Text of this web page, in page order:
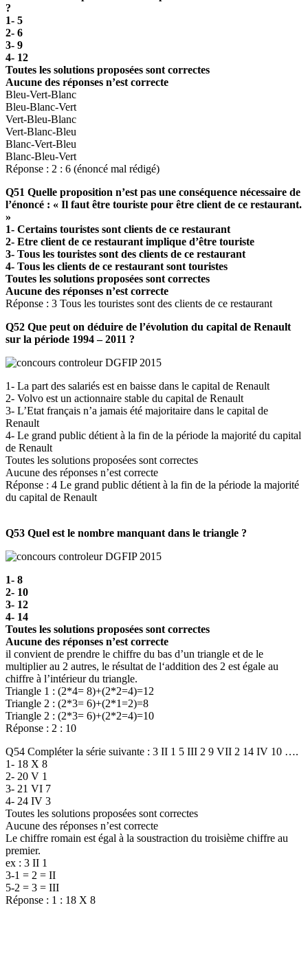
?
1- 5
2- 6
3- 9
4- 12
Toutes les solutions proposées sont correctes
Aucune des réponses n’est correcte
Bleu-Vert-Blanc
Bleu-Blanc-Vert
Vert-Bleu-Blanc
Vert-Blanc-Bleu
Blanc-Vert-Bleu
Blanc-Bleu-Vert
Réponse : 2 : 6 (énoncé mal rédigé)
Q51 Quelle proposition n’est pas une conséquence nécessaire de
l’énoncé : « Il faut être touriste pour être client de ce restaurant.
»
1- Certains touristes sont clients de ce restaurant
2- Etre client de ce restaurant implique d’être touriste
3- Tous les touristes sont des clients de ce restaurant
4- Tous les clients de ce restaurant sont touristes
Toutes les solutions proposées sont correctes
Aucune des réponses n’est correcte
Réponse : 3 Tous les touristes sont des clients de ce restaurant
Q52 Que peut on déduire de l’évolution du capital de Renault
sur la période 1994 – 2011 ?
1- La part des salariés est en baisse dans le capital de Renault
2- Volvo est un actionnaire stable du capital de Renault
3- L’Etat français n’a jamais été majoritaire dans le capital de
Renault
4- Le grand public détient à la fin de la période la majorité du capital
de Renault
Toutes les solutions proposées sont correctes
Aucune des réponses n’est correcte
Réponse : 4 Le grand public détient à la fin de la période la majorité
du capital de Renault
Q53 Quel est le nombre manquant dans le triangle ?
1- 8
2- 10
3- 12
4- 14
Toutes les solutions proposées sont correctes
Aucune des réponses n’est correcte
il convient de prendre le chiffre du bas d’un triangle et de le
multiplier au 2 autres, le résultat de l‘addition des 2 est égale au
chiffre à l’intérieur du triangle.
Triangle 1 : (2*4= 8)+(2*2=4)=12
Triangle 2 : (2*3= 6)+(2*1=2)=8
Triangle 2 : (2*3= 6)+(2*2=4)=10
Réponse : 2 : 10
Q54 Compléter la série suivante : 3 II 1 5 III 2 9 VII 2 14 IV 10 ….
1- 18 X 8
2- 20 V 1
3- 21 VI 7
4- 24 IV 3
Toutes les solutions proposées sont correctes
Aucune des réponses n’est correcte
Le chiffre romain est égal à la soustraction du troisième chiffre au
premier.
ex : 3 II 1
3-1 = 2 = II
5-2 = 3 = III
Réponse : 1 : 18 X 8